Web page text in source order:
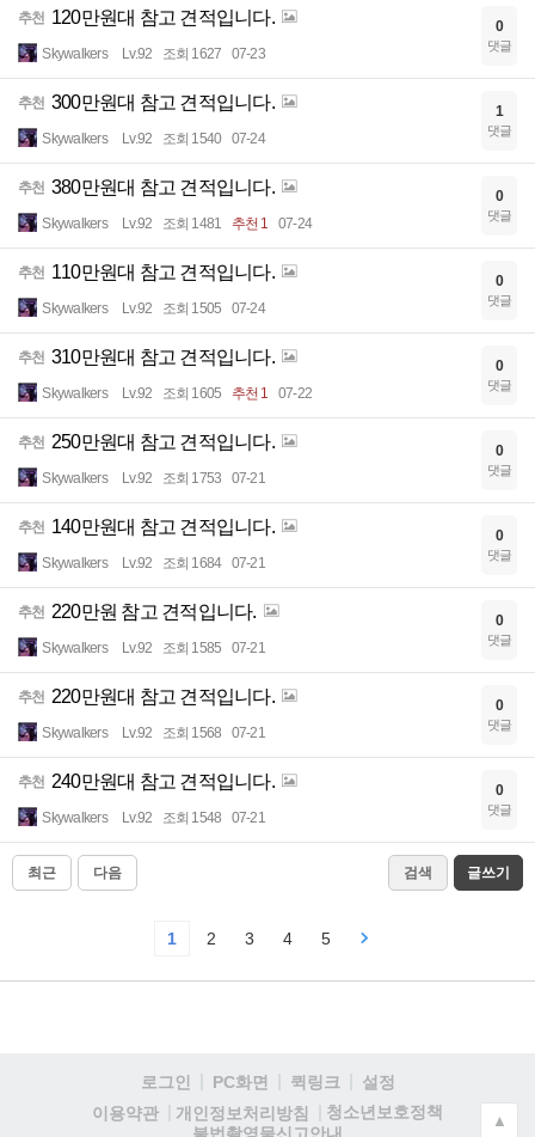
추천 120만원대 참고 견적입니다.
Skywalkers Lv.92 조회 1627 07-23
0
댓글
추천 300만원대 참고 견적입니다.
Skywalkers Lv.92 조회 1540 07-24
1
댓글
추천 380만원대 참고 견적입니다.
Skywalkers Lv.92 조회 1481 추천 1 07-24
0
댓글
추천 110만원대 참고 견적입니다.
Skywalkers Lv.92 조회 1505 07-24
0
댓글
추천 310만원대 참고 견적입니다.
Skywalkers Lv.92 조회 1605 추천 1 07-22
0
댓글
추천 250만원대 참고 견적입니다.
Skywalkers Lv.92 조회 1753 07-21
0
댓글
추천 140만원대 참고 견적입니다.
Skywalkers Lv.92 조회 1684 07-21
0
댓글
추천 220만원 참고 견적입니다.
Skywalkers Lv.92 조회 1585 07-21
0
댓글
추천 220만원대 참고 견적입니다.
Skywalkers Lv.92 조회 1568 07-21
0
댓글
추천 240만원대 참고 견적입니다.
Skywalkers Lv.92 조회 1548 07-21
0
댓글
최근 다음 검색 글쓰기
1 2 3 4 5
로그인 PC화면 퀵링크
설정
이용약관
개인정보처리방침
청소년보호정책
▲